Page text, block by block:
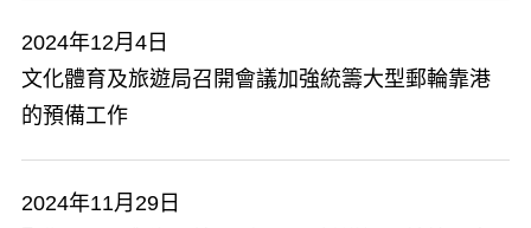
2024年12月4日
文化體育及旅遊局召開會議加強統籌大型郵輪靠港
的預備工作
2024年11月29日